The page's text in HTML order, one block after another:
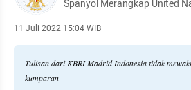
Spanyol Merangkap United
11 Juli 2022 15:04 WIB
Tulisan dari KBRI Madrid Indonesia tidak
kumparan